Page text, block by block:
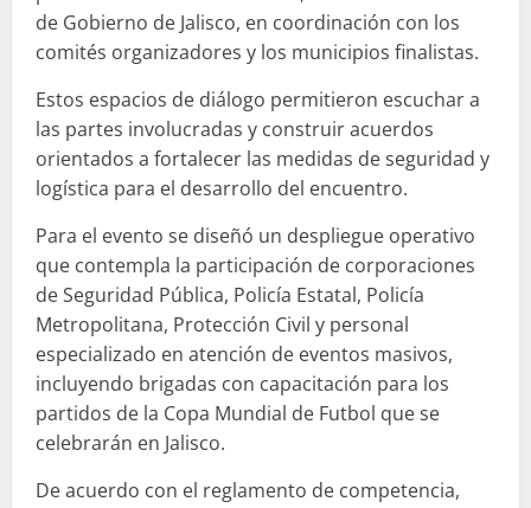
de Gobierno de Jalisco, en coordinación con los
comités organizadores y los municipios finalistas.
Estos espacios de diálogo permitieron escuchar a
las partes involucradas y construir acuerdos
orientados a fortalecer las medidas de seguridad y
logística para el desarrollo del encuentro.
Para el evento se diseñó un despliegue operativo
que contempla la participación de corporaciones
de Seguridad Pública, Policía Estatal, Policía
Metropolitana, Protección Civil y personal
especializado en atención de eventos masivos,
incluyendo brigadas con capacitación para los
partidos de la Copa Mundial de Futbol que se
celebrarán en Jalisco.
De acuerdo con el reglamento de competencia,